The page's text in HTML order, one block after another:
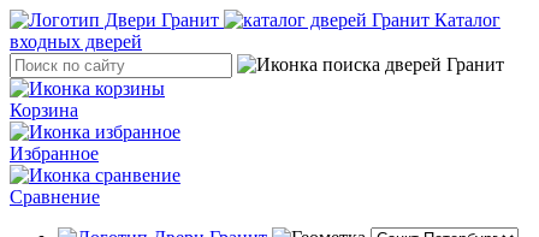
Каталог
входных дверей
Корзина
Избранное
Сравнение